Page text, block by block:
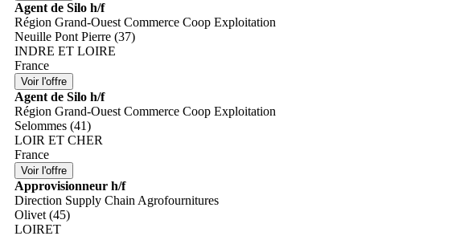
Agent de Silo h/f
Région Grand-Ouest Commerce Coop Exploitation
Neuille Pont Pierre (37)
INDRE ET LOIRE
France
Agent de Silo h/f
Région Grand-Ouest Commerce Coop Exploitation
Selommes (41)
LOIR ET CHER
France
Approvisionneur h/f
Direction Supply Chain Agrofournitures
Olivet (45)
LOIRET